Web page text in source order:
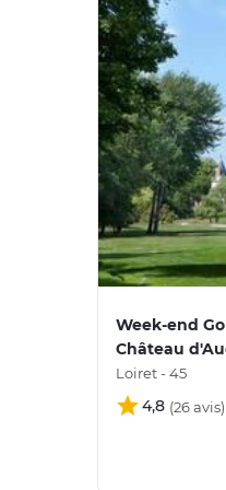
Week-end
Château
Loiret - 45
4,8